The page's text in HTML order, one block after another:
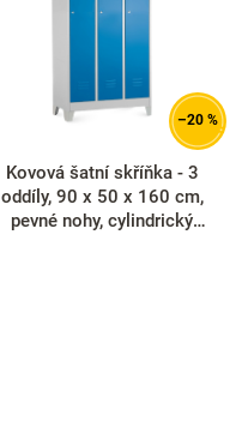
–20 %
Kovová šatní skříňka - 3
oddíly, 90 x 50 x 160 cm,
pevné nohy, cylindrický